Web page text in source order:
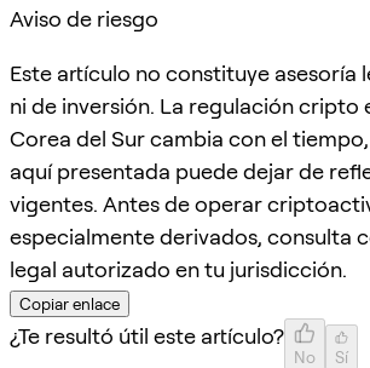
Aviso de riesgo
Este artículo no constituye asesoría
ni de inversión. La regulación cripto
Corea del Sur cambia con el
aquí presentada puede dejar de
vigentes. Antes de operar
especialmente derivados, consulta
legal autorizado en tu jurisdicción.
Copiar enlace
¿Te resultó útil este artículo?
No Sí